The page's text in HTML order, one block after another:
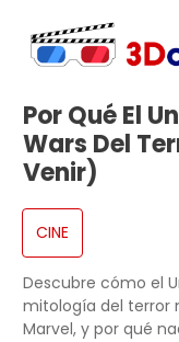
Por Qué El
Wars Del
Venir)
CINE
Descubre cómo el
mitología del terror
Marvel, y por qué